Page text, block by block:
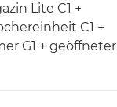
Lite C1 +
C1 +
G1 + geöffneter